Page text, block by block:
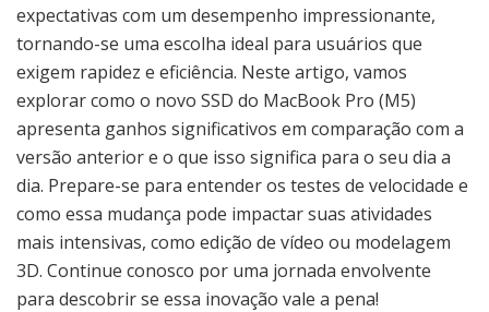
expectativas com um desempenho impressionante,
tornando-se uma escolha ideal para usuários que
exigem rapidez e eficiência. Neste artigo, vamos
explorar como o novo SSD do MacBook Pro (M5)
apresenta ganhos significativos em comparação com a
versão anterior e o que isso significa para o seu dia a
dia. Prepare-se para entender os testes de velocidade e
como essa mudança pode impactar suas atividades
mais intensivas, como edição de vídeo ou modelagem
3D. Continue conosco por uma jornada envolvente
para descobrir se essa inovação vale a pena!